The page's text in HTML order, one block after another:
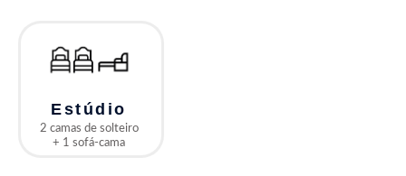
Estúdio
2 camas de solteiro
+ 1 sofá-cama